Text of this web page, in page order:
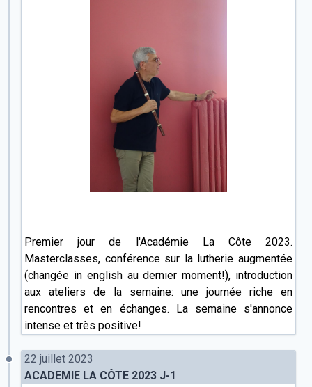
Premier jour de l'Académie La Côte 2023.
Masterclasses, conférence sur la lutherie augmentée
(changée in english au dernier moment!), introduction
aux ateliers de la semaine: une journée riche en
rencontres et en échanges. La semaine s'annonce
intense et très positive!
22 juillet 2023
ACADEMIE LA CÔTE 2023 J-1